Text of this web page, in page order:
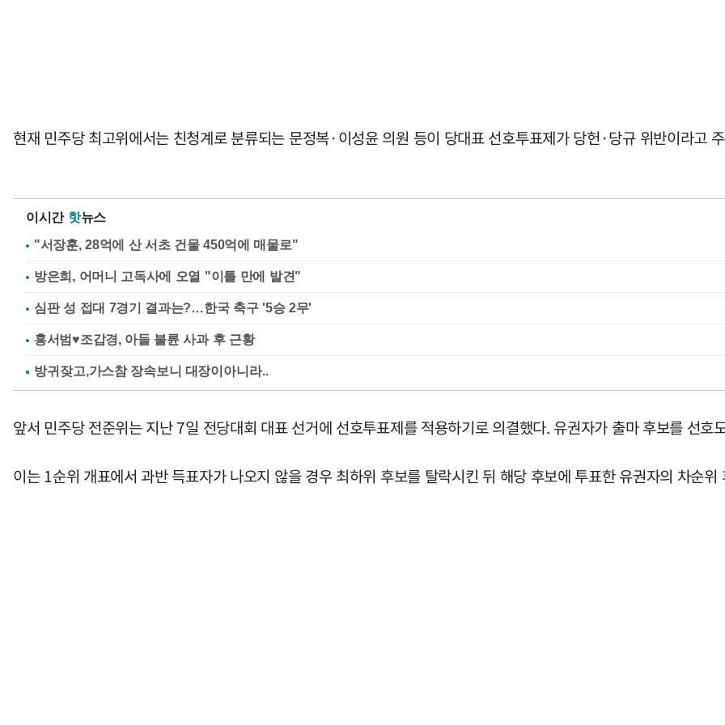
현재 민주당 최고위에서는 친청계로 분류되는 문정복·이성윤 의원 등이 당대표 선호투표제가 당헌·당규 위반이라고
이시간 핫뉴스
"서장훈, 28억에 산 서초 건물 450억에 매물로"
방은희, 어머니 고독사에 오열 "이틀 만에 발견"
심판 성 접대 7경기 결과는?…한국 축구 '5승 2무'
홍서범♥조갑경, 아들 불륜 사과 후 근황
앞서 민주당 전준위는 지난 7일 전당대회 대표 선거에 선호투표제를 적용하기로 의결했다. 유권자가 출마 후보를 선
이는 1순위 개표에서 과반 득표자가 나오지 않을 경우 최하위 후보를 탈락시킨 뒤 해당 후보에 투표한 유권자의 차순